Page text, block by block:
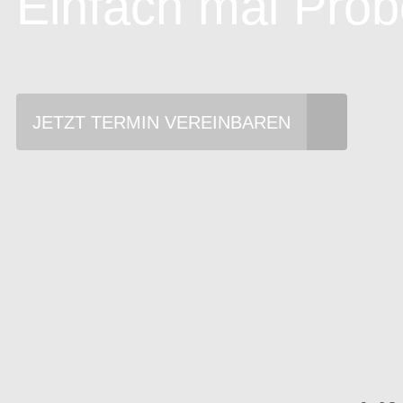
JETZT TERMIN VEREINBAREN